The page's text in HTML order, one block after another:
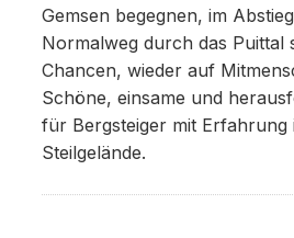
Gemsen begegnen, im
Normalweg durch das Puittal
Chancen, wieder auf
Schöne, einsame und
für Bergsteiger mit Erfahrung
Steilgelände.